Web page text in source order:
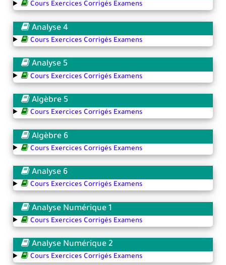
Cours Exercices Corrigés Examens
Analyse 4
Cours Exercices Corrigés Examens
Analyse 5
Cours Exercices Corrigés Examens
Algèbre 5
Cours Exercices Corrigés Examens
Algèbre 6
Cours Exercices Corrigés Examens
Analyse 6
Cours Exercices Corrigés Examens
Analyse Numérique 1
Cours Exercices Corrigés Examens
Analyse Numérique 2
Cours Exercices Corrigés Examens